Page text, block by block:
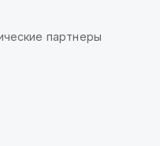
партнеры